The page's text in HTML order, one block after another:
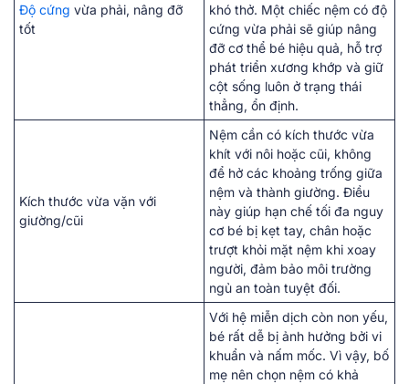
Độ cứng vừa phải, nâng đỡ
tốt
khó thở. Một chiếc nệm có độ
cứng vừa phải sẽ giúp nâng
đỡ cơ thể bé hiệu quả, hỗ trợ
phát triển xương khớp và giữ
cột sống luôn ở trạng thái
thẳng, ổn định.
Kích thước vừa vặn với
giường/cũi
Nệm cần có kích thước vừa
khít với nôi hoặc cũi, không
để hở các khoảng trống giữa
nệm và thành giường. Điều
này giúp hạn chế tối đa nguy
cơ bé bị kẹt tay, chân hoặc
trượt khỏi mặt nệm khi xoay
người, đảm bảo môi trường
ngủ an toàn tuyệt đối.
Với hệ miễn dịch còn non yếu,
bé rất dễ bị ảnh hưởng bởi vi
khuẩn và nấm mốc. Vì vậy, bố
mẹ nên chọn nệm có khả